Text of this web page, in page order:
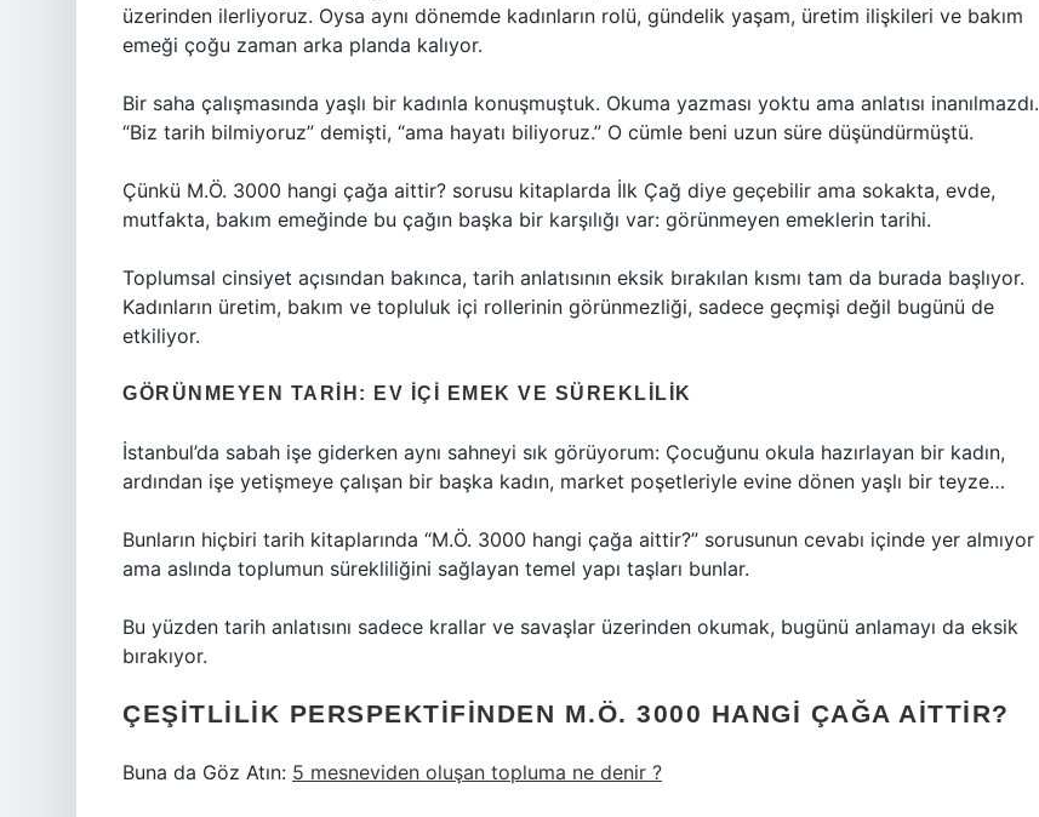
üzerinden ilerliyoruz. Oysa aynı dönemde kadınların rolü, gündelik yaşam, üretim ilişkileri ve bakım
emeği çoğu zaman arka planda kalıyor.
Bir saha çalışmasında yaşlı bir kadınla konuşmuştuk. Okuma yazması yoktu ama anlatısı inanılmazdı.
“Biz tarih bilmiyoruz” demişti, “ama hayatı biliyoruz.” O cümle beni uzun süre düşündürmüştü.
Çünkü M.Ö. 3000 hangi çağa aittir? sorusu kitaplarda İlk Çağ diye geçebilir ama sokakta, evde,
mutfakta, bakım emeğinde bu çağın başka bir karşılığı var: görünmeyen emeklerin tarihi.
Toplumsal cinsiyet açısından bakınca, tarih anlatısının eksik bırakılan kısmı tam da burada başlıyor.
Kadınların üretim, bakım ve topluluk içi rollerinin görünmezliği, sadece geçmişi değil bugünü de
etkiliyor.
GÖRÜNMEYEN TARIH: EV IÇI EMEK VE SÜREKLILIK
İstanbul’da sabah işe giderken aynı sahneyi sık görüyorum: Çocuğunu okula hazırlayan bir kadın,
ardından işe yetişmeye çalışan bir başka kadın, market poşetleriyle evine dönen yaşlı bir teyze…
Bunların hiçbiri tarih kitaplarında “M.Ö. 3000 hangi çağa aittir?” sorusunun cevabı içinde yer almıyor
ama aslında toplumun sürekliliğini sağlayan temel yapı taşları bunlar.
Bu yüzden tarih anlatısını sadece krallar ve savaşlar üzerinden okumak, bugünü anlamayı da eksik
bırakıyor.
ÇEŞITLILIK PERSPEKTIFINDEN M.Ö. 3000 HANGI ÇAĞA AITTIR?
Buna da Göz Atın: 5 mesneviden oluşan topluma ne denir ?